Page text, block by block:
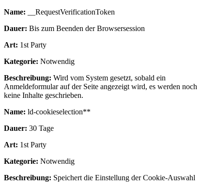
Name: __RequestVerificationToken
Dauer: Bis zum Beenden der Browsersession
Art: 1st Party
Kategorie: Notwendig
Beschreibung: Wird vom System gesetzt, sobald ein
Anmeldeformular auf der Seite angezeigt wird, es werden noch
keine Inhalte geschrieben.
Name: ld-cookieselection**
Dauer: 30 Tage
Art: 1st Party
Kategorie: Notwendig
Beschreibung: Speichert die Einstellung der Cookie-Auswahl